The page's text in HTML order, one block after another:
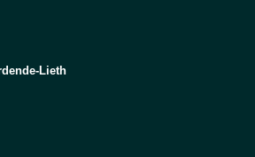
Lieth